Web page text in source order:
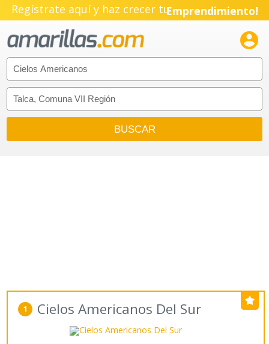
Regístrate aquí y haz crecer tuEmprendimiento!

1 Cielos Americanos Del Sur